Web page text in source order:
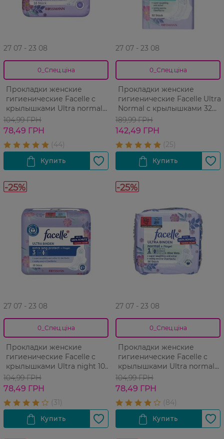
27 07 - 23 08
0_Спец.ціна
Прокладки женские
гигиенические Facelle с
крылышками Ultra normal
deo 16 шт
104,99 ГРН
78,49 ГРН
27 07 - 23 08
0_Спец.ціна
Прокладки женские
гигиенические Facelle Ultra
Normal с крылышками 32
шт.
189,99 ГРН
142,49 ГРН
-25%
27 07 - 23 08
0_Спец.ціна
Прокладки женские
гигиенические Facelle с
крылышками Ultra night 10
шт
104,99 ГРН
78,49 ГРН
-25%
27 07 - 23 08
0_Спец.ціна
Прокладки женские
гигиенические Facelle с
крылышками Ultra normal
aloe vera 16 шт
104,99 ГРН
78,49 ГРН